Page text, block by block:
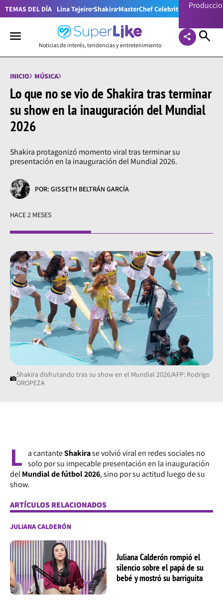
TEMAS DEL DÍA Lina TejeiroShakira MasterChef Celebrity Colombia
Noticias de interés, tendencias y entretenimiento
INICIO MÚSICA
Lo que no se vio de Shakira tras terminar
su show en la inauguración del Mundial
2026
Shakira protagonizó momento viral tras terminar su
presentación en la inauguración del Mundial 2026.
POR: GISSETH BELTRÁN GARCÍA
HACE 2 MESES
Shakira disfrutando tras su show en el Mundial 2026/AFP: Rodrigo
OROPEZA
L a cantanteShakirase volvió viral en redes sociales no
solo por su impecable presentación en la inauguración
delMundial de fútbol 2026, sino por su actitud luego de su
show.
ARTÍCULOS RELACIONADOS
JULIANA CALDERÓN
Juliana Calderón rompió el
silencio sobre el papá de su
bebé y mostró su barriguita